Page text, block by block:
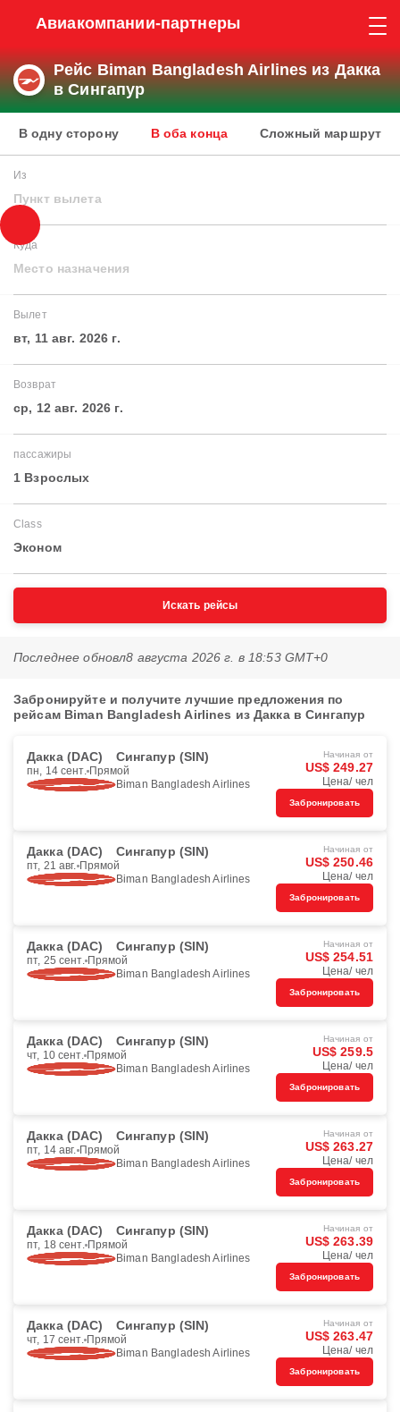
Авиакомпании-партнеры
Рейс Biman Bangladesh Airlines из Дакка
в Сингапур
В одну сторону В оба конца Сложный маршрут
Из
Пункт вылета
Куда
Место назначения
Вылет
вт, 11 авг. 2026 г.
Возврат
ср, 12 авг. 2026 г.
пассажиры
1 Взрослых
Class
Эконом
Искать рейсы
Последнее обновл8 августа 2026 г. в 18:53 GMT+0
Забронируйте и получите лучшие предложения по
рейсам Biman Bangladesh Airlines из Дакка в Сингапур
Дакка (DAC) Сингапур (SIN)
пн, 14 сент. Прямой
Biman Bangladesh Airlines
Начиная от
US$ 249.27
Цена/ чел
Забронировать
Дакка (DAC) Сингапур (SIN)
пт, 21 авг. Прямой
Biman Bangladesh Airlines
Начиная от
US$ 250.46
Цена/ чел
Забронировать
Дакка (DAC) Сингапур (SIN)
пт, 25 сент. Прямой
Biman Bangladesh Airlines
Начиная от
US$ 254.51
Цена/ чел
Забронировать
Дакка (DAC) Сингапур (SIN)
чт, 10 сент. Прямой
Biman Bangladesh Airlines
Начиная от
US$ 259.5
Цена/ чел
Забронировать
Дакка (DAC) Сингапур (SIN)
пт, 14 авг. Прямой
Biman Bangladesh Airlines
Начиная от
US$ 263.27
Цена/ чел
Забронировать
Дакка (DAC) Сингапур (SIN)
пт, 18 сент. Прямой
Biman Bangladesh Airlines
Начиная от
US$ 263.39
Цена/ чел
Забронировать
Дакка (DAC) Сингапур (SIN)
чт, 17 сент. Прямой
Biman Bangladesh Airlines
Начиная от
US$ 263.47
Цена/ чел
Забронировать